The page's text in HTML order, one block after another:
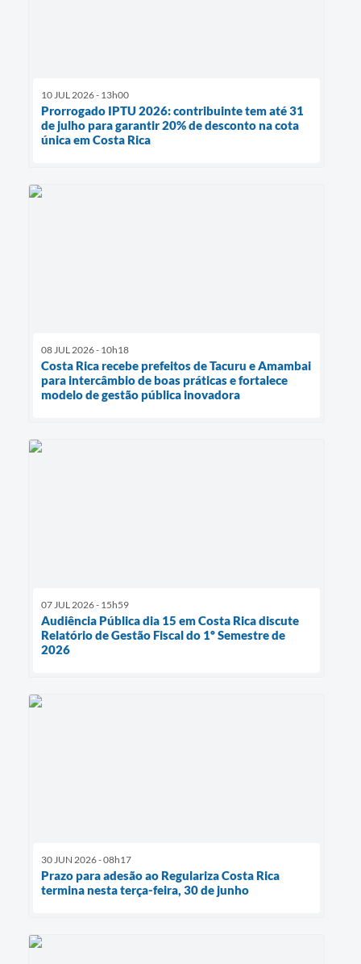
10 JUL 2026 - 13h00
Prorrogado IPTU 2026: contribuinte tem até 31
de julho para garantir 20% de desconto na cota
única em Costa Rica
08 JUL 2026 - 10h18
Costa Rica recebe prefeitos de Tacuru e Amambai
para intercâmbio de boas práticas e fortalece
modelo de gestão pública inovadora
07 JUL 2026 - 15h59
Audiência Pública dia 15 em Costa Rica discute
Relatório de Gestão Fiscal do 1º Semestre de
2026
30 JUN 2026 - 08h17
Prazo para adesão ao Regulariza Costa Rica
termina nesta terça-feira, 30 de junho